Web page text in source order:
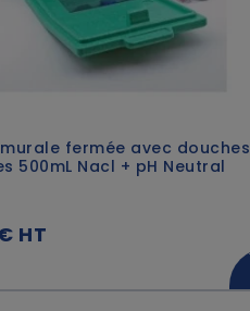
fermée avec douches
500mL Nacl + pH Neutral
HT